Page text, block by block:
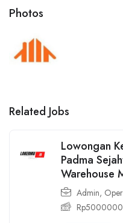
Photos
Related Jobs
Lowongan
Padma
Warehouse
Admin,
Rp5000000